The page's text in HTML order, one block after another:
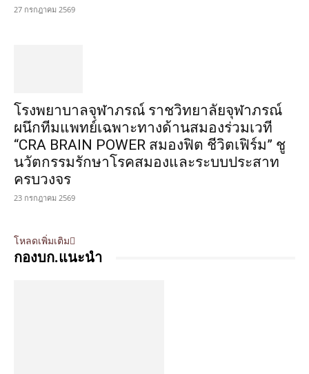
27 กรกฎาคม 2569
โรงพยาบาลจุฬาภรณ์ ราชวิทยาลัยจุฬาภรณ์
ผนึกทีมแพทย์เฉพาะทางด้านสมองร่วมเวที
“CRA BRAIN POWER สมองฟิต ชีวิตเฟิร์ม” ชู
นวัตกรรมรักษาโรคสมองและระบบประสาท
ครบวงจร
23 กรกฎาคม 2569
โหลดเพิ่มเติม
กองบก.แนะนำ